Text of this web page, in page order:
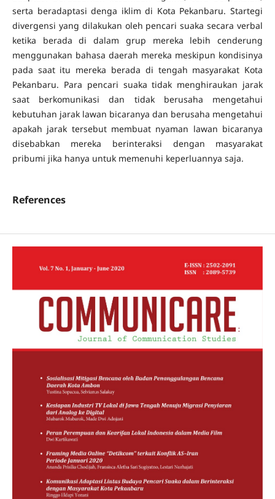
serta beradaptasi denga iklim di Kota Pekanbaru. Startegi
divergensi yang dilakukan oleh pencari suaka secara verbal
ketika berada di dalam grup mereka lebih cenderung
menggunakan bahasa daerah mereka meskipun kondisinya
pada saat itu mereka berada di tengah masyarakat Kota
Pekanbaru. Para pencari suaka tidak menghiraukan jarak
saat berkomunikasi dan tidak berusaha mengetahui
kebutuhan jarak lawan bicaranya dan berusaha mengetahui
apakah jarak tersebut membuat nyaman lawan bicaranya
disebabkan mereka berinteraksi dengan masyarakat
pribumi jika hanya untuk memenuhi keperluannya saja.
References